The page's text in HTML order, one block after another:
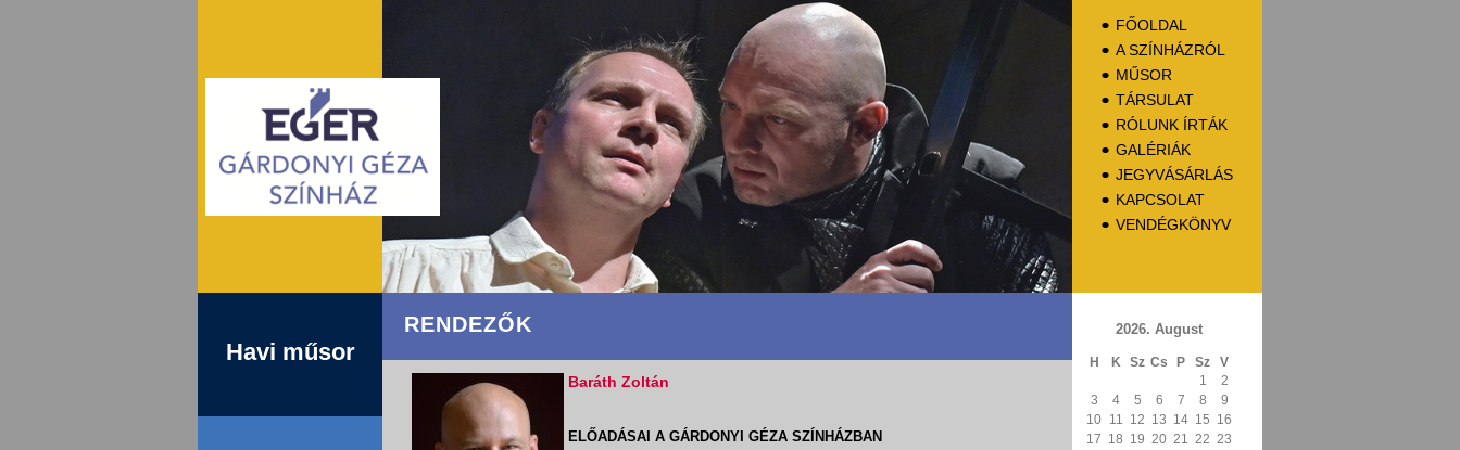
FŐOLDAL
A SZÍNHÁZRÓL
MŰSOR
TÁRSULAT
RÓLUNK ÍRTÁK
GALÉRIÁK
JEGYVÁSÁRLÁS
KAPCSOLAT
VENDÉGKÖNYV
Havi műsor
RENDEZŐK
Baráth Zoltán
ELŐADÁSAI A GÁRDONYI GÉZA SZÍNHÁZBAN
2026. August
H K Sz Cs P Sz
V
1
2
3
4 5 6 7 8
9
10 11 12 13 14 15 16
17 18 19 20 21 22 23